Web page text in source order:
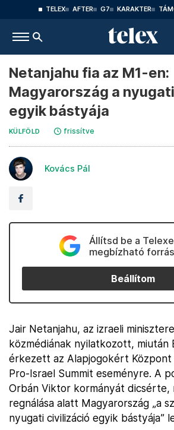
TELEX AFTER G7 KARAKTER
Netanjahu fia az M1-en:
Magyarország a
egyik bástyája
KÜLFÖLD frissítve
Kovács Pál
Állítsd be a
megbízható
Beállítom
Jair Netanjahu, az izraeli
közmédiának nyilatkozott, miután
érkezett az Alapjogokért
Pro-Israel Summit eseményre. A
Orbán Viktor kormányát dicsérte,
regnálása alatt Magyarország „a
nyugati civilizáció egyik bástyája”